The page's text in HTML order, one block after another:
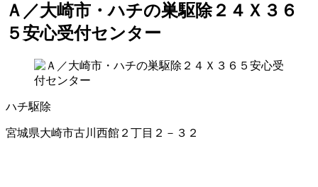
Ａ／大崎市・ハチの巣駆除２４Ｘ３６
５安心受付センター
ハチ駆除
宮城県大崎市古川西館２丁目２－３２